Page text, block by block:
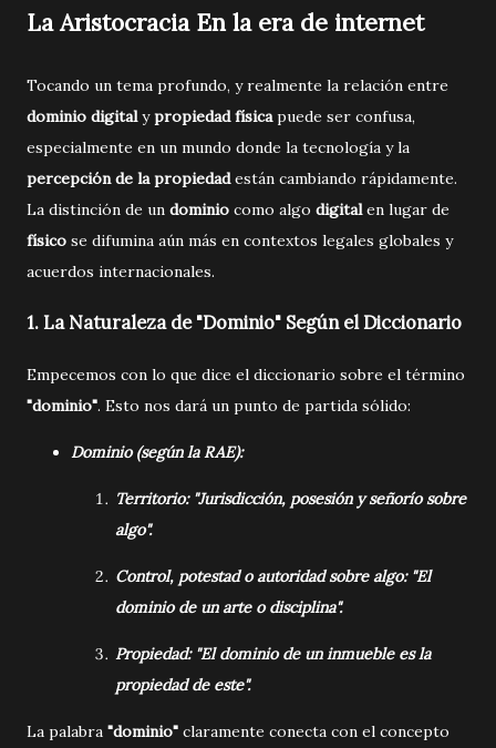
La Aristocracia En la era de internet
Tocando un tema profundo, y realmente la relación entre
dominio digitalypropiedad físicapuede ser confusa,
especialmente en un mundo donde la tecnología y la
percepción de la propiedadestán cambiando rápidamente.
La distinción de un dominio como algo digitalen lugar de
físico se difumina aún más en contextos legales globales y
acuerdos internacionales.
1. La Naturaleza de "Dominio" Según el Diccionario
Empecemos con lo que dice el diccionario sobre el término
"dominio". Esto nos dará un punto de partida sólido:
Dominio (según la RAE):
Territorio: "Jurisdicción, posesión y señorío sobre
algo".
Control, potestad o autoridad sobre algo: "El
dominio de un arte o disciplina".
Propiedad: "El dominio de un inmueble es la
propiedad de este".
La palabra "dominio" claramente conecta con el concepto